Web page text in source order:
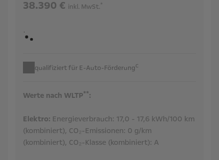
38.390 € inkl. MwSt.*
qualifiziert für E-Auto-Förderungc
Werte nach WLTP**:
Elektro: Energieverbrauch: 17,0 - 17,6 kWh/100 km
(kombiniert), CO₂-Emissionen: 0 g/km
(kombiniert), CO₂-Klasse (kombiniert): A